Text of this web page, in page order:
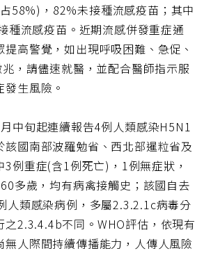
58%)，82%未接種流感疫苗；其中
種流感疫苗。近期流感併發重症通
高警覺，如出現呼吸困難、急促、
，請儘速就醫，並配合醫師指示服
生風險。
中旬起連續報告4例人類感染H5N1
該國南部波羅勉省、西北部暹粒省及
例重症(含1例死亡)，1例無症狀，
多歲，均有病禽接觸史；該國自去
人類感染病例，多屬2.3.2.1c病毒分
之2.3.4.4b不同。WHO評估，依現有
人際間持續傳播能力，人傳人風險